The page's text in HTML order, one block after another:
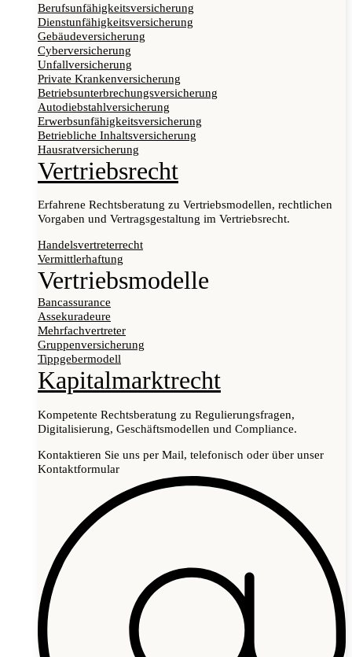
Berufsunfähigkeitsversicherung
Dienstunfähigkeitsversicherung
Gebäudeversicherung
Cyberversicherung
Unfallversicherung
Private Krankenversicherung
Betriebsunterbrechungsversicherung
Autodiebstahlversicherung
Erwerbsunfähigkeitsversicherung
Betriebliche Inhaltsversicherung
Hausratversicherung
Vertriebsrecht
Erfahrene Rechtsberatung zu Vertriebsmodellen, rechtlichen
Vorgaben und Vertragsgestaltung im Vertriebsrecht.
Handelsvertreterrecht
Vermittlerhaftung
Vertriebsmodelle
Bancassurance
Assekuradeure
Mehrfachvertreter
Gruppenversicherung
Tippgebermodell
Kapitalmarktrecht
Kompetente Rechtsberatung zu Regulierungsfragen,
Digitalisierung, Geschäftsmodellen und Compliance.
Kontaktieren Sie uns per Mail, telefonisch oder über unser
Kontaktformular